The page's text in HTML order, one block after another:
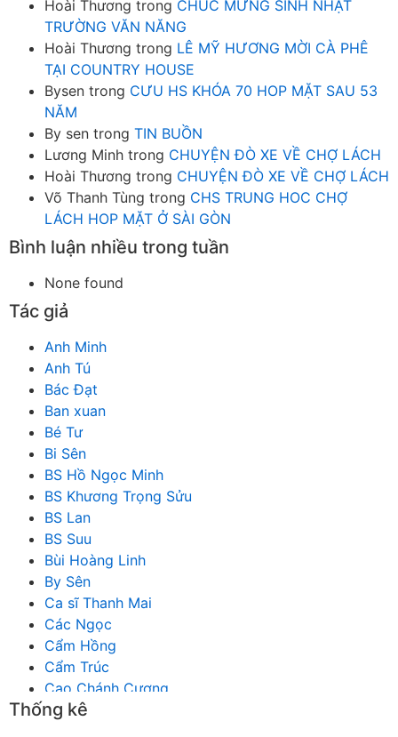
Hoài Thương trong CHÚC MỪNG SINH NHẬT
TRƯỜNG VĂN NĂNG
Hoài Thương trong LÊ MỸ HƯƠNG MỜI CÀ PHÊ
TẠI COUNTRY HOUSE
Bysen trong CƯU HS KHÓA 70 HOP MẶT SAU 53
NĂM
By sen trong TIN BUỒN
Lương Minh trong CHUYỆN ĐÒ XE VỀ CHỢ LÁCH
Hoài Thương trong CHUYỆN ĐÒ XE VỀ CHỢ LÁCH
Võ Thanh Tùng trong CHS TRUNG HOC CHỢ
LÁCH HOP MẶT Ở SÀI GÒN
Bình luận nhiều trong tuần
None found
Tác giả
Anh Minh
Anh Tú
Bác Đạt
Ban xuan
Bé Tư
Bi Sên
BS Hồ Ngọc Minh
BS Khương Trọng Sửu
BS Lan
BS Suu
Bùi Hoàng Linh
By Sên
Ca sĩ Thanh Mai
Các Ngọc
Cẩm Hồng
Cẩm Trúc
Cao Chánh Cương
Cao Nhật Quyên
Thống kê